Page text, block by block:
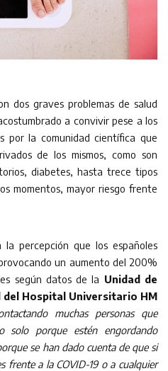
dos graves problemas de salud
a convivir pese a los
por la comunidad científica que
de los mismos, como son
diabetes, hasta trece tipos
momentos, mayor riesgo frente
percepción que los españoles
un aumento del 200%
según datos de la Unidad de
del Hospital Universitario HM
muchas personas que
solo porque estén engordando
se han dado cuenta de que si
frente a la COVID-19 o a cualquier